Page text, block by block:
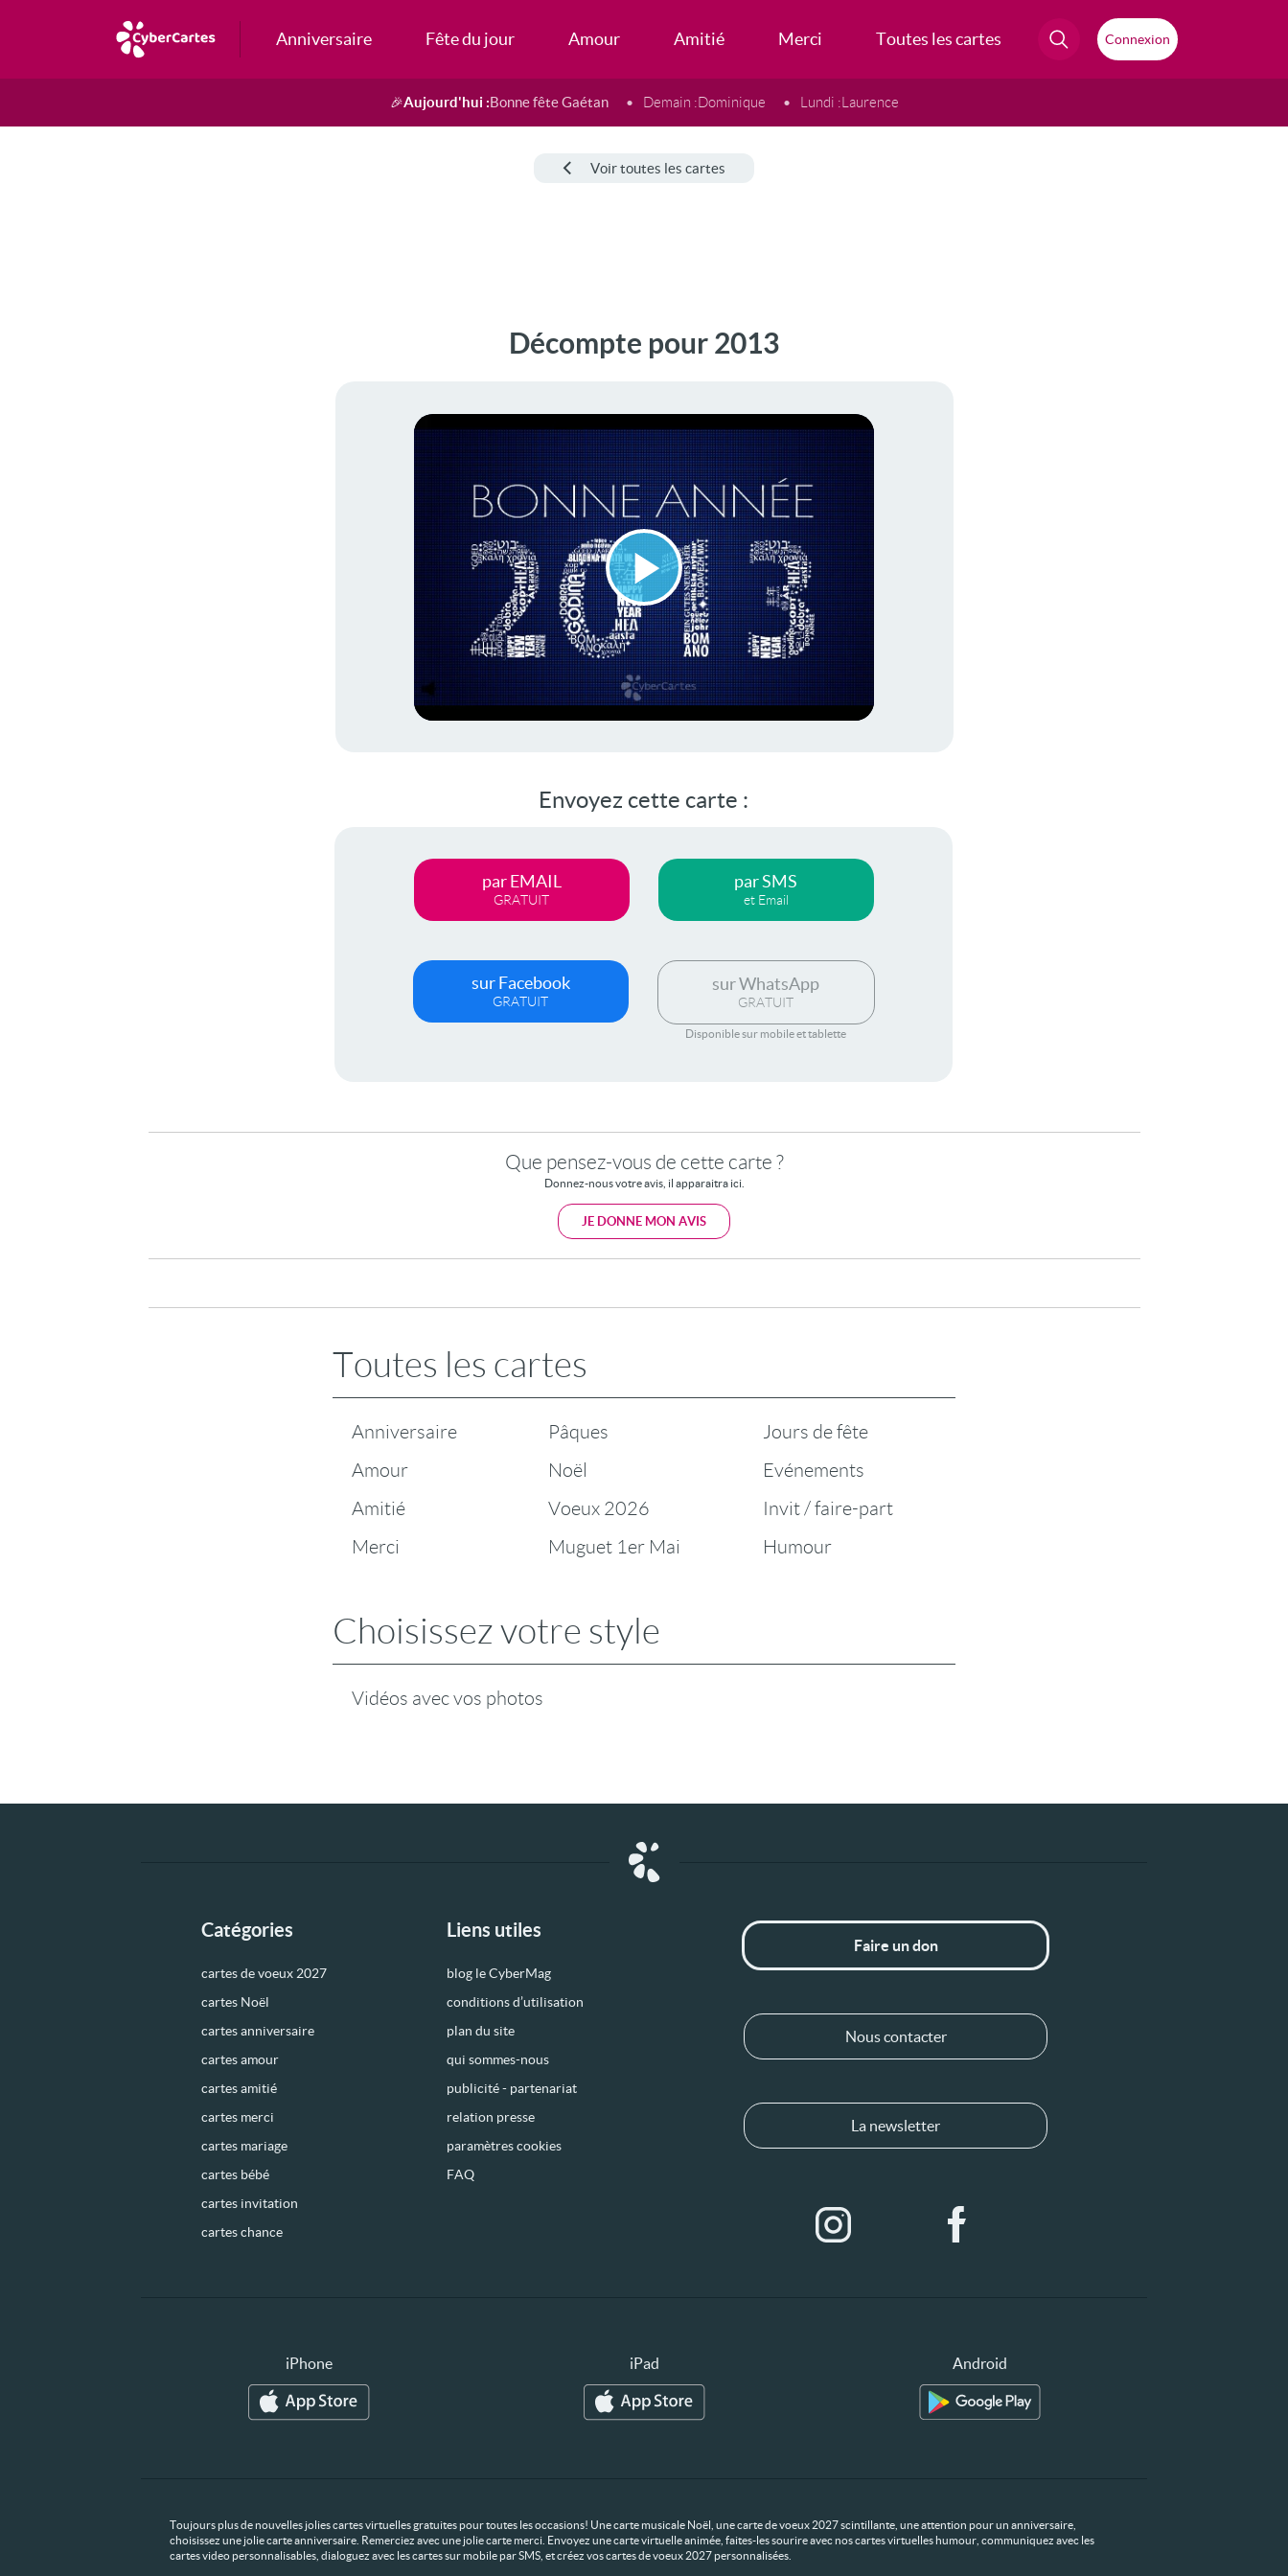
Anniversaire Fête du jour Amour Amitié Merci Toutes les cartes Connexion
🎉Aujourd'hui :Bonne fête Gaétan Demain :Dominique Lundi :Laurence
Voir toutes les cartes
Décompte pour 2013
Lire
la
Envoyez cette carte :
par EMAIL
GRATUIT
par SMS
et Email
sur Facebook
GRATUIT
sur WhatsApp
GRATUIT
Disponible sur mobile et tablette
Que pensez-vous de cette carte ?
Donnez-nous votre avis, il apparaitra ici.
JE DONNE MON AVIS
Toutes les cartes
Anniversaire
Amour
Amitié
Merci
Pâques
Noël
Voeux 2026
Muguet 1er Mai
Jours de fête
Evénements
Invit / faire-part
Humour
Choisissez votre style
Vidéos avec vos photos
Catégories
cartes de voeux 2027
cartes Noël
cartes anniversaire
cartes amour
cartes amitié
cartes merci
cartes mariage
cartes bébé
cartes invitation
cartes chance
Liens utiles
blog le CyberMag
conditions d’utilisation
plan du site
qui sommes-nous
publicité - partenariat
relation presse
paramètres cookies
FAQ
Faire un don
Nous contacter
La newsletter
iPhone iPad Android
Toujours plus de nouvelles jolies cartes virtuelles gratuites pour toutes les occasions! Une carte musicale Noël, une carte de voeux 2027 scintillante, une attention pour un anniversaire,
choisissez une jolie carte anniversaire. Remerciez avec une jolie carte merci. Envoyez une carte virtuelle animée, faites-les sourire avec nos cartes virtuelles humour, communiquez avec les
cartes video personnalisables, dialoguez avec les cartes sur mobile par SMS, et créez vos cartes de voeux 2027 personnalisées.